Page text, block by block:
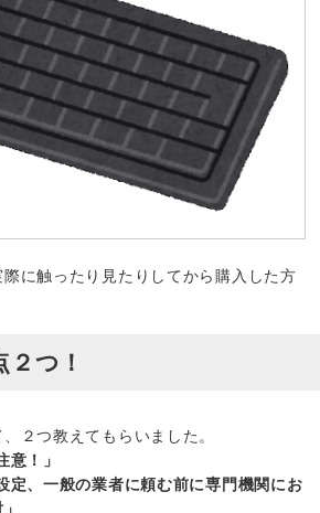
に触ったり見たりしてから購入した方
つ！
２つ教えてもらいました。
！」
、一般の業者に頼む前に専門機関にお